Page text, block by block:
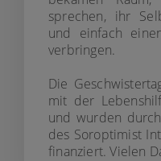
sprechen, ihr
und einfach
verbringen.
Die
mit der
und wurden
des Soroptimist
finanziert. Vielen